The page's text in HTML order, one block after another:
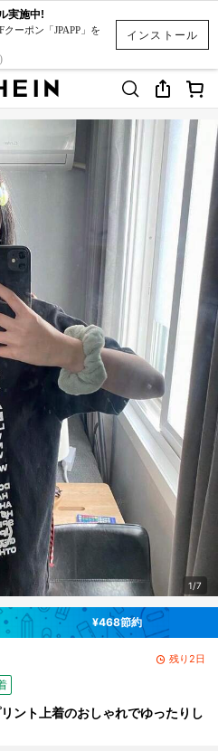
インストール
実施中!
ーポン「JPAPP」を
1/7
¥468節約
残り2日
ント上着のおしゃれでゆったりし